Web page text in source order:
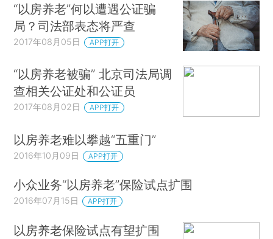
“以房养老”何以遭遇公证骗
局？司法部表态将严查
2017年08月05日 APP打开
“以房养老被骗” 北京司法局调
查相关公证处和公证员
2017年08月02日 APP打开
以房养老难以攀越“五重门”
2016年10月09日 APP打开
小众业务“以房养老”保险试点扩围
2016年07月15日 APP打开
以房养老保险试点有望扩围